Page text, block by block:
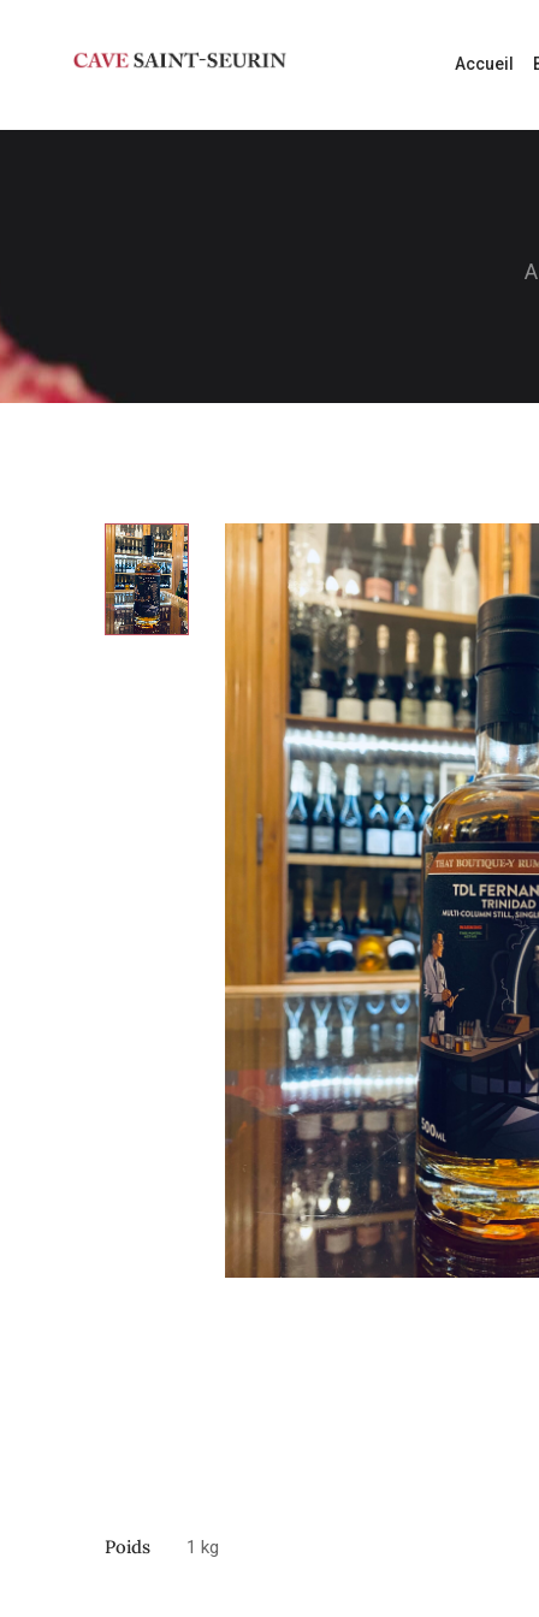
Accueil
Poids 1 kg